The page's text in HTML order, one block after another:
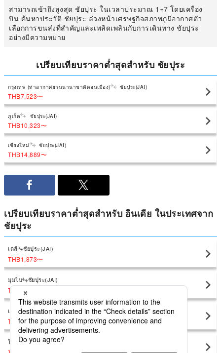
สามารถเข้าถึงสูงสุด ชัยปุระ ในเวลาประมาณ 1~7 โดยเครื่อง
บิน ค้นหาประวัติ ชัยปุระ ล่วงหน้าเศรษฐกิจสภาพภูมิอากาศตัว
เลือกการขนส่งที่สำคัญและเพลิดเพลินกับการเดินทาง ชัยปุระ
อย่างมีความหมาย
เปรียบเทียบราคาต่ำสุดสำหรับ ชัยปุระ
กรุงเทพ (ท่าอากาศยานนานาชาติดอนเมือง) ชัยปุระ(JAI)
THB7,523〜
ภูเก็ต ชัยปุระ(JAI)
THB10,323〜
เชียงใหม่ ชัยปุระ(JAI)
THB14,889〜
เปรียบเทียบราคาต่ำสุดสำหรับ อินเดีย ในประเทศจาก
ชัยปุระ
เดลี ชัยปุระ(JAI)
THB1,873〜
มุมไบ ชัยปุระ(JAI)
THB4,158
เจนไน (มัทราส) ชัยปุระ(JAI)
THB5,370〜
โกลกาตา ชัยปุระ(JAI)